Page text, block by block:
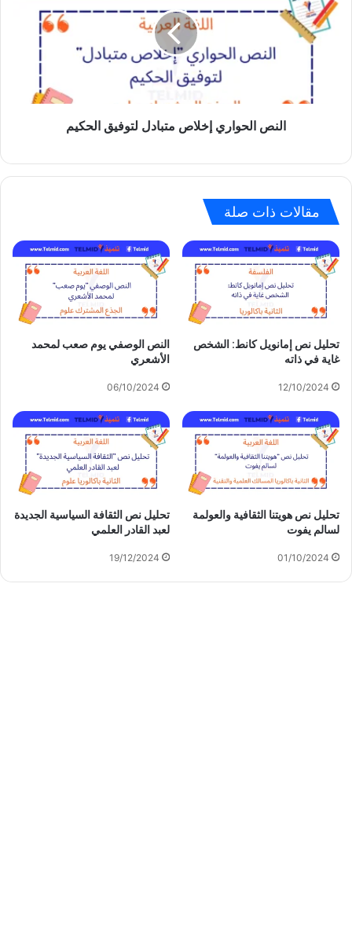
إخلاص
متبادل
لتوفيق
الحكيم
النص الحواري إخلاص متبادل لتوفيق الحكيم
مقالات ذات صلة
تحليل نص إمانويل كانط: الشخص
غاية في ذاته
12/10/2024
النص الوصفي يوم صعب لمحمد
الأشعري
06/10/2024
تحليل نص هويتنا الثقافية والعولمة
لسالم يفوت
01/10/2024
تحليل نص الثقافة السياسية الجديدة
لعبد القادر العلمي
19/12/2024